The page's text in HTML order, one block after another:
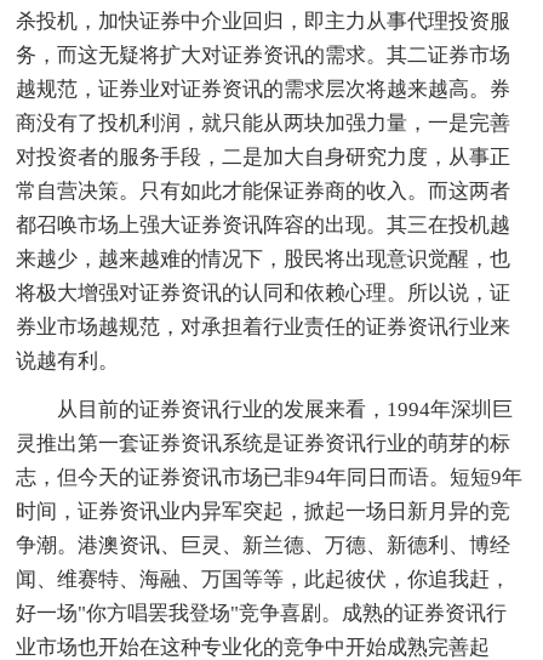
杀投机，加快证券中介业回归，即主力从事代理投资服
务，而这无疑将扩大对证券资讯的需求。其二证券市场
越规范，证券业对证券资讯的需求层次将越来越高。券
商没有了投机利润，就只能从两块加强力量，一是完善
对投资者的服务手段，二是加大自身研究力度，从事正
常自营决策。只有如此才能保证券商的收入。而这两者
都召唤市场上强大证券资讯阵容的出现。其三在投机越
来越少，越来越难的情况下，股民将出现意识觉醒，也
将极大增强对证券资讯的认同和依赖心理。所以说，证
券业市场越规范，对承担着行业责任的证券资讯行业来
说越有利。
从目前的证券资讯行业的发展来看，1994年深圳巨
灵推出第一套证券资讯系统是证券资讯行业的萌芽的标
志，但今天的证券资讯市场已非94年同日而语。短短9年
时间，证券资讯业内异军突起，掀起一场日新月异的竞
争潮。港澳资讯、巨灵、新兰德、万德、新德利、博经
闻、维赛特、海融、万国等等，此起彼伏，你追我赶，
好一场"你方唱罢我登场"竞争喜剧。成熟的证券资讯行
业市场也开始在这种专业化的竞争中开始成熟完善起